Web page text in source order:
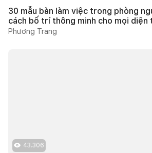
30 mẫu bàn làm việc trong phòng
cách bố trí thông minh cho mọi diện
Phương Trang
43.306